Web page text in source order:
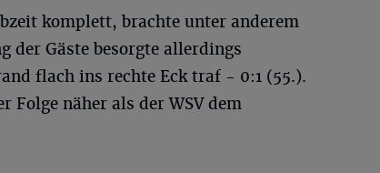
komplett, brachte unter anderem
der Gäste besorgte allerdings
flach ins rechte Eck traf - 0:1 (55.).
Folge näher als der WSV dem